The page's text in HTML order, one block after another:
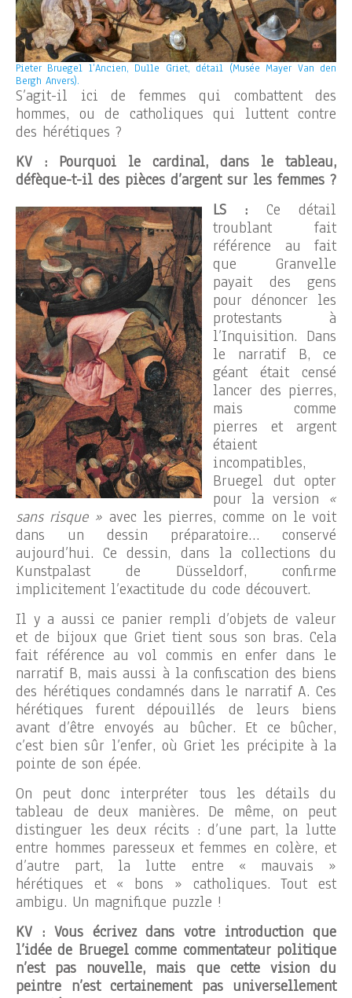
Pieter Bruegel l’Ancien, Dulle Griet, détail (Musée Mayer Van den
Bergh Anvers).
S’agit-il ici de femmes qui combattent des
hommes, ou de catholiques qui luttent contre
des hérétiques ?
KV : Pourquoi le cardinal, dans le tableau,
défèque-t-il des pièces d’argent sur les femmes ?
LS : Ce détail
troublant fait
référence au fait
que Granvelle
payait des gens
pour dénoncer les
protestants à
l’Inquisition. Dans
le narratif B, ce
géant était censé
lancer des pierres,
mais comme
pierres et argent
étaient
incompatibles,
Bruegel dut opter
pour la version «
sans risque » avec les pierres, comme on le voit
dans un dessin préparatoire… conservé
aujourd’hui. Ce dessin, dans la collections du
Kunstpalast de Düsseldorf, confirme
implicitement l’exactitude du code découvert.
Il y a aussi ce panier rempli d’objets de valeur
et de bijoux que Griet tient sous son bras. Cela
fait référence au vol commis en enfer dans le
narratif B, mais aussi à la confiscation des biens
des hérétiques condamnés dans le narratif A. Ces
hérétiques furent dépouillés de leurs biens
avant d’être envoyés au bûcher. Et ce bûcher,
c’est bien sûr l’enfer, où Griet les précipite à la
pointe de son épée.
On peut donc interpréter tous les détails du
tableau de deux manières. De même, on peut
distinguer les deux récits : d’une part, la lutte
entre hommes paresseux et femmes en colère, et
d’autre part, la lutte entre « mauvais »
hérétiques et « bons » catholiques. Tout est
ambigu. Un magnifique puzzle !
KV : Vous écrivez dans votre introduction que
l’idée de Bruegel comme commentateur politique
n’est pas nouvelle, mais que cette vision du
peintre n’est certainement pas universellement